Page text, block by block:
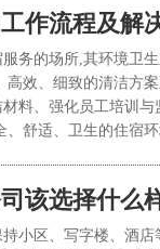
作流程及解
务的场所,其环境卫
高效、细致的清洁方
料、强化员工培训
、舒适、卫生的住宿
该选择什么
小区、写字楼、酒